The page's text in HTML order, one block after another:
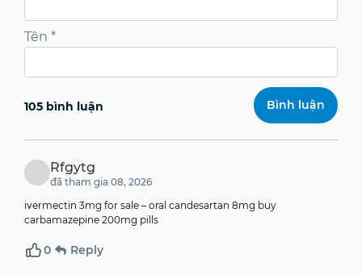
Tên *
105 bình luận
Rfgytg
đã tham gia 08, 2026
ivermectin 3mg for sale – oral candesartan 8mg buy
carbamazepine 200mg pills
0 Reply